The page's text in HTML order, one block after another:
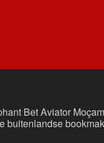
Bet Aviator
buitenlandse